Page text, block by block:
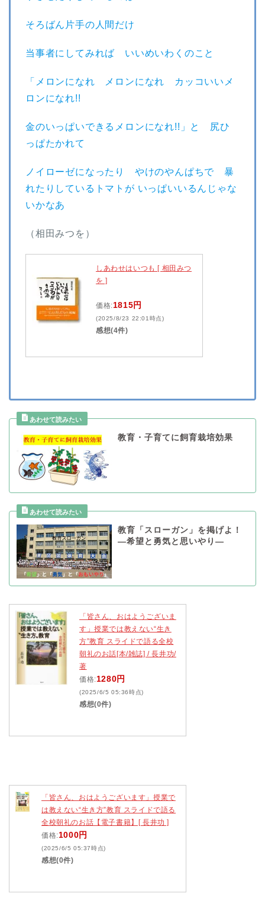
そろばん片手の人間だけ
当事者にしてみれば いいめいわくのこと
「メロンになれ メロンになれ カッコいいメ
ロンになれ!!
金のいっぱいできるメロンになれ!!」と 尻ひ
っぱたかれて
ノイローゼになったり やけのやんぱちで 暴
れたりしているトマトが いっぱいいるんじゃな
いかなあ
（相田みつを）
しあわせはいつも [ 相田みつ
を ]
価格:1815円
(2025/8/23 22:01時点)
感想(4件)
教育・子育てに飼育栽培効果
教育「スローガン」を掲げよ！
―希望と勇気と思いやり―
「皆さん、おはようございま
す」授業では教えない“生き
方”教育 スライドで語る全校
朝礼のお話[本/雑誌] / 長井功/
著
価格:1280円
(2025/6/5 05:36時点)
感想(0件)
「皆さん、おはようございます」授業で
は教えない“生き方”教育 スライドで語る
全校朝礼のお話【電子書籍】[ 長井功 ]
価格:1000円
(2025/6/5 05:37時点)
感想(0件)